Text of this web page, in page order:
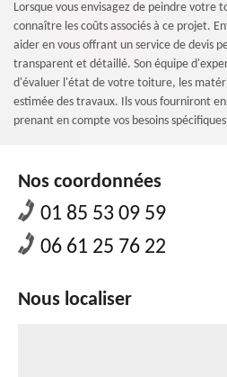
Lorsque vous envisagez de peindre votre
connaître les coûts associés à ce projet.
aider en vous offrant un service de devis
transparent et détaillé. Son équipe
d'évaluer l'état de votre toiture, les
estimée des travaux. Ils vous fourniront
prenant en compte vos besoins
Nos coordonnées
01 85 53 09 59
06 61 25 76 22
Nous localiser